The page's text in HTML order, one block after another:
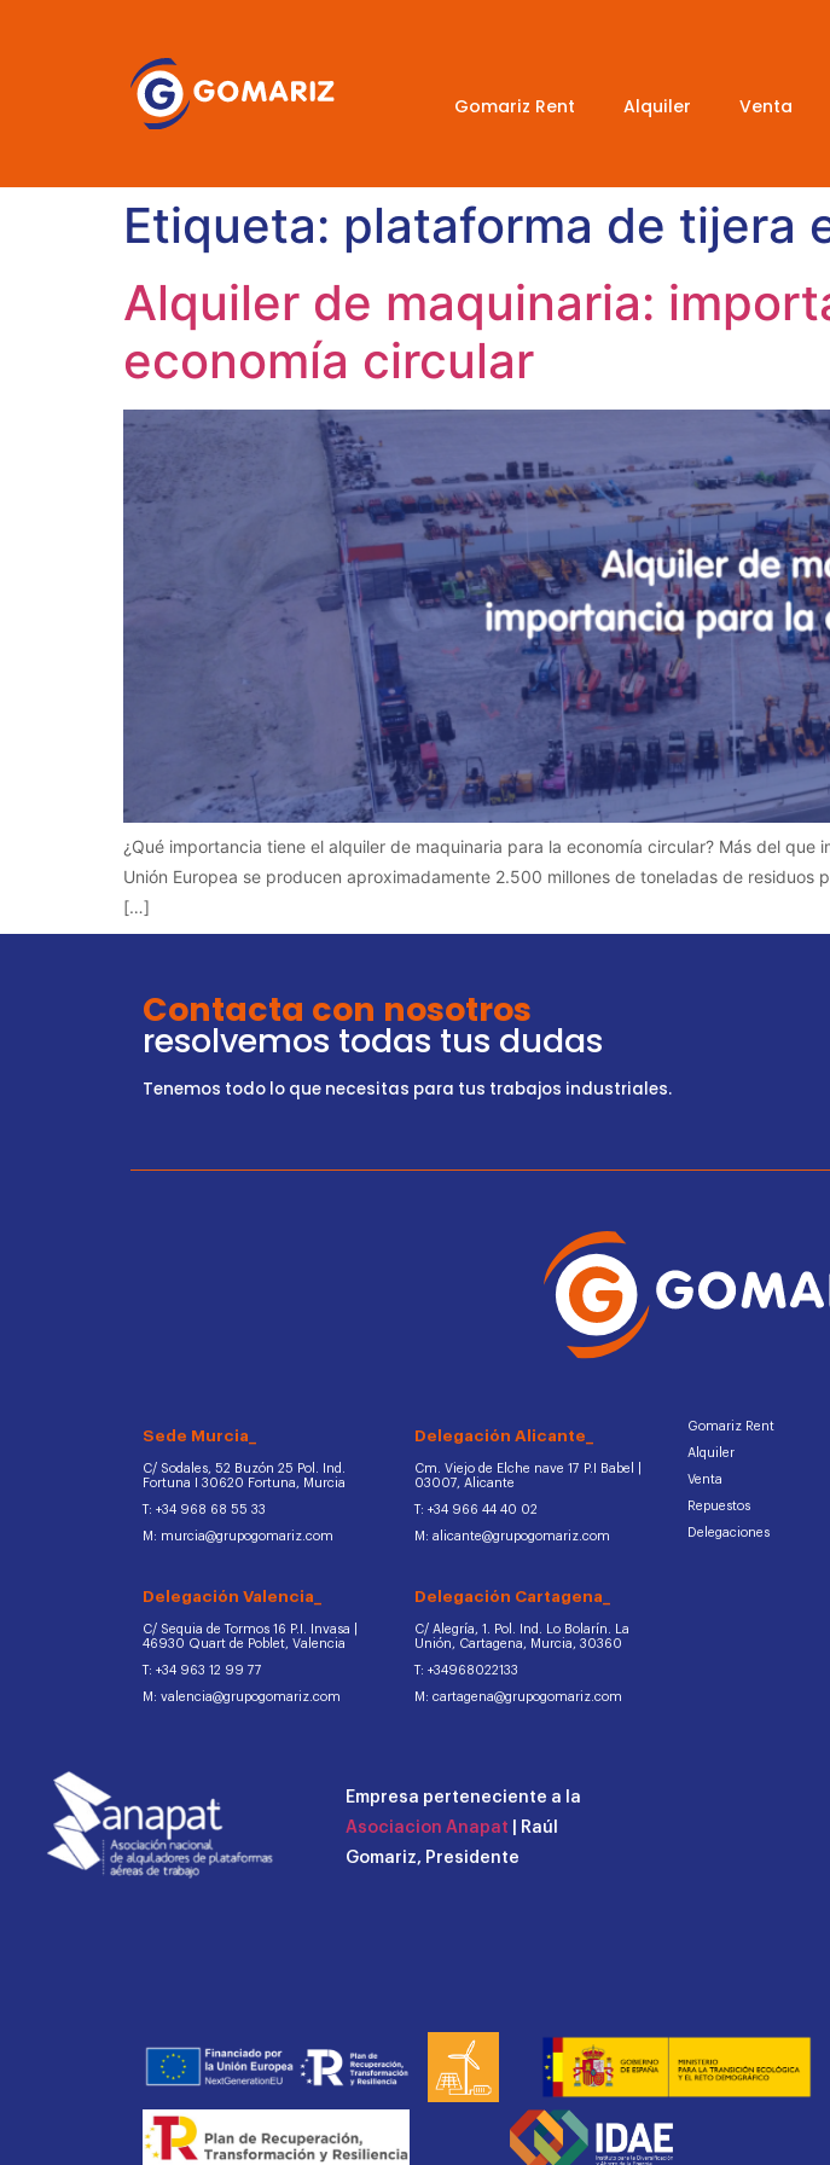
Gomariz Rent Alquiler Venta
Etiqueta: plataforma de tijera
Alquiler de maquinaria:
economía circular
¿Qué importancia tiene el alquiler de maquinaria para la economía circular? Más del
Unión Europea se producen aproximadamente 2.500 millones de toneladas de
[…]
Contacta con nosotros
resolvemos todas tus dudas
Tenemos todo lo que necesitas para tus trabajos industriales.
Sede Murcia_
C/ Sodales, 52 Buzón 25 Pol. Ind.
Fortuna I 30620 Fortuna, Murcia
T: +34 968 68 55 33
M: murcia@grupogomariz.com
Delegación Valencia_
C/ Sequia de Tormos 16 P.I. Invasa |
46930 Quart de Poblet, Valencia
T: +34 963 12 99 77
M: valencia@grupogomariz.com
Delegación Alicante_
Cm. Viejo de Elche nave 17 P.I Babel |
03007, Alicante
T: +34 966 44 40 02
M: alicante@grupogomariz.com
Delegación Cartagena_
C/ Alegría, 1. Pol. Ind. Lo Bolarín. La
Unión, Cartagena, Murcia, 30360
T: +34968022133
M: cartagena@grupogomariz.com
Gomariz Rent
Alquiler
Venta
Repuestos
Delegaciones
Empresa perteneciente a la
Asociacion Anapat | Raúl
Gomariz, Presidente